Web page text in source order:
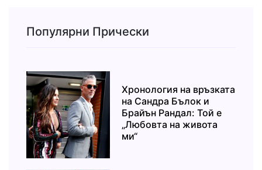
Популярни Прически
Хронология на връзката
на Сандра Бълок и
Брайън Рандал: Той е
„Любовта на живота
ми“